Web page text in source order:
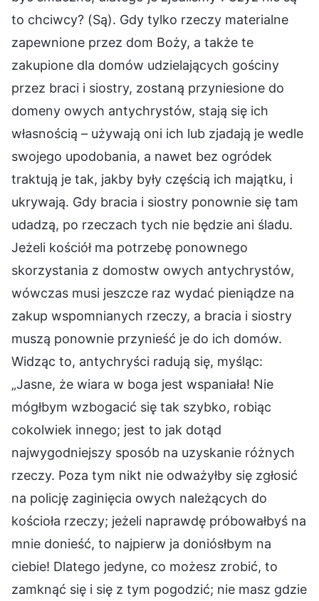
to chciwcy? (Są). Gdy tylko rzeczy materialne
zapewnione przez dom Boży, a także te
zakupione dla domów udzielających gościny
przez braci i siostry, zostaną przyniesione do
domeny owych antychrystów, stają się ich
własnością – używają oni ich lub zjadają je wedle
swojego upodobania, a nawet bez ogródek
traktują je tak, jakby były częścią ich majątku, i
ukrywają. Gdy bracia i siostry ponownie się tam
udadzą, po rzeczach tych nie będzie ani śladu.
Jeżeli kościół ma potrzebę ponownego
skorzystania z domostw owych antychrystów,
wówczas musi jeszcze raz wydać pieniądze na
zakup wspomnianych rzeczy, a bracia i siostry
muszą ponownie przynieść je do ich domów.
Widząc to, antychryści radują się, myśląc:
„Jasne, że wiara w boga jest wspaniała! Nie
mógłbym wzbogacić się tak szybko, robiąc
cokolwiek innego; jest to jak dotąd
najwygodniejszy sposób na uzyskanie różnych
rzeczy. Poza tym nikt nie odważyłby się zgłosić
na policję zaginięcia owych należących do
kościoła rzeczy; jeżeli naprawdę próbowałbyś na
mnie donieść, to najpierw ja doniósłbym na
ciebie! Dlatego jedyne, co możesz zrobić, to
zamknąć się i się z tym pogodzić; nie masz gdzie